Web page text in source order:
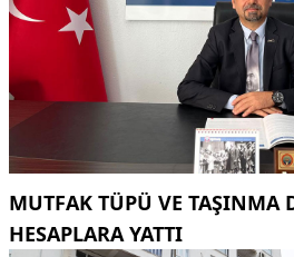
MUTFAK TÜPÜ VE TAŞINMA
HESAPLARA YATTI